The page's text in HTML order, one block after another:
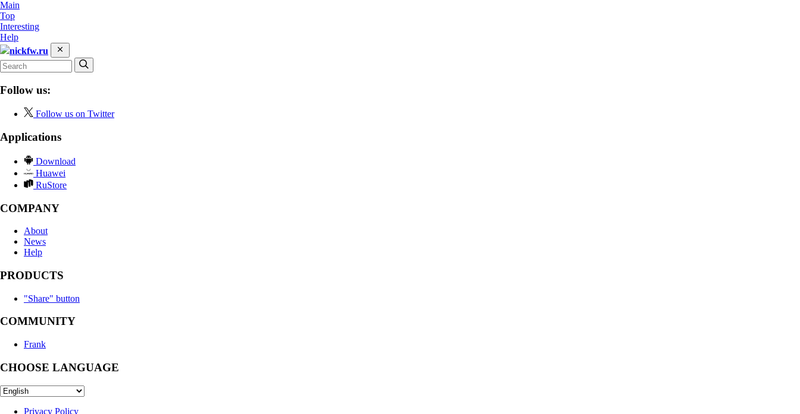
Main
Top
Interesting
Help
nickfw.ru
Follow us:
Follow us on Twitter
Applications
Download
Huawei
RuStore
COMPANY
About
News
Help
PRODUCTS
"Share" button
COMMUNITY
Frank
CHOOSE LANGUAGE
Privacy Policy